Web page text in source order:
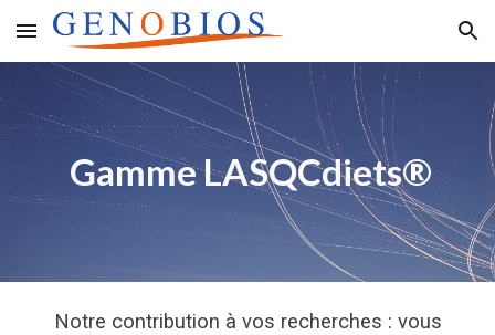
Skip to main content Skip to navigation
Gamme LASQCdiets®
Notre contribution à vos recherches : vous